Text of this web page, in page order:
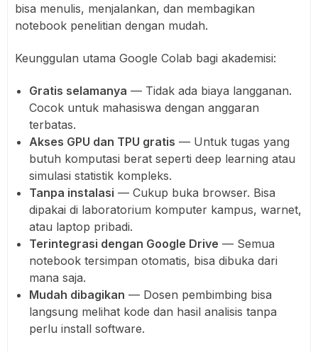
bisa menulis, menjalankan, dan membagikan
notebook penelitian dengan mudah.
Keunggulan utama Google Colab bagi akademisi:
Gratis selamanya — Tidak ada biaya langganan.
Cocok untuk mahasiswa dengan anggaran
terbatas.
Akses GPU dan TPU gratis — Untuk tugas yang
butuh komputasi berat seperti deep learning atau
simulasi statistik kompleks.
Tanpa instalasi — Cukup buka browser. Bisa
dipakai di laboratorium komputer kampus, warnet,
atau laptop pribadi.
Terintegrasi dengan Google Drive — Semua
notebook tersimpan otomatis, bisa dibuka dari
mana saja.
Mudah dibagikan — Dosen pembimbing bisa
langsung melihat kode dan hasil analisis tanpa
perlu install software.